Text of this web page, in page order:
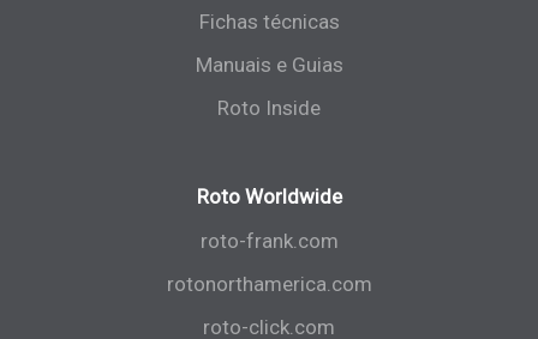
Fichas técnicas
Manuais e Guias
Roto Inside
Roto Worldwide
roto-frank.com
rotonorthamerica.com
roto-click.com